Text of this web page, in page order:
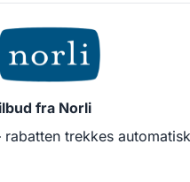
fra Norli
trekkes